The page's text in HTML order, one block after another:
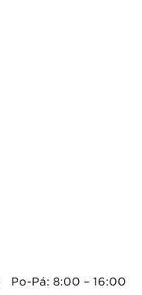
Po-Pá: 8:00 – 16:00